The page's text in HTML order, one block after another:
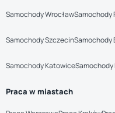
Samochody WrocławSamochody
Samochody SzczecinSamochody
Samochody KatowiceSamochody
Praca w miastach